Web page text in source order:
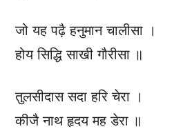
जो यह पढ़ै हनुमान चालीसा ।
होय सिद्धि साखी गौरीसा ॥
तुलसीदास सदा हरि चेरा ।
कीजै नाथ हृदय मह डेरा ॥